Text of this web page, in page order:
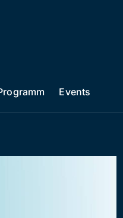
Events